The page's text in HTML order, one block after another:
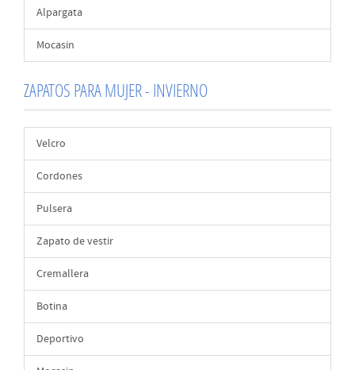
Alpargata
Mocasin
ZAPATOS PARA MUJER - INVIERNO
Velcro
Cordones
Pulsera
Zapato de vestir
Cremallera
Botina
Deportivo